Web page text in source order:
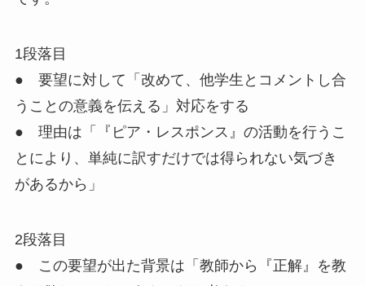
1段落目
● 要望に対して「改めて、他学生とコメントし合
うことの意義を伝える」対応をする
● 理由は「『ピア・レスポンス』の活動を行うこ
とにより、単純に訳すだけでは得られない気づき
があるから」
2段落目
● この要望が出た背景は「教師から『正解』を教